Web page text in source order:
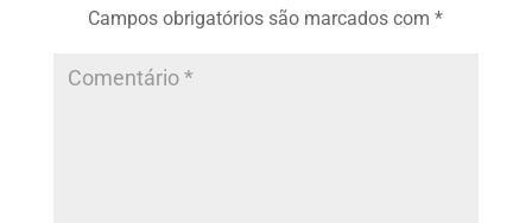
Campos obrigatórios são marcados com*